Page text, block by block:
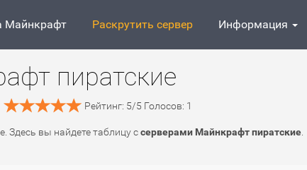
Майнкрафт Раскрутить сервер Информация
пиратские
Рейтинг: 5/5 Голосов: 1
Здесь вы найдете таблицу ссерверами Майнкрафт пиратские